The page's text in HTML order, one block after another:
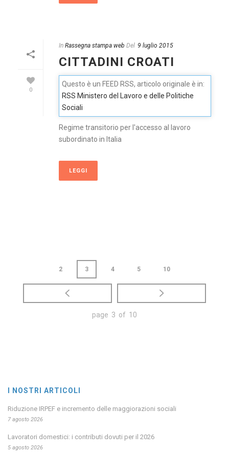
0
In Rassegna stampa web Del 9 luglio 2015
CITTADINI CROATI
Questo è un FEED RSS, articolo originale è in:
RSS Ministero del Lavoro e delle Politiche
Sociali
Regime transitorio per l'accesso al lavoro
subordinato in Italia
LEGGI
2 3 4 5 10
page 3 of 10
I NOSTRI ARTICOLI
Riduzione IRPEF e incremento delle maggiorazioni sociali
7 agosto 2026
Lavoratori domestici: i contributi dovuti per il 2026
5 agosto 2026